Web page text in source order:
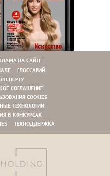
НА САЙТЕ
ГЛОССАРИЙ
СОГЛАШЕНИЕ
COOKIES
ТЕХНОЛОГИИ
В КОНКУРСАХ
ТЕХПОДДЕРЖКА